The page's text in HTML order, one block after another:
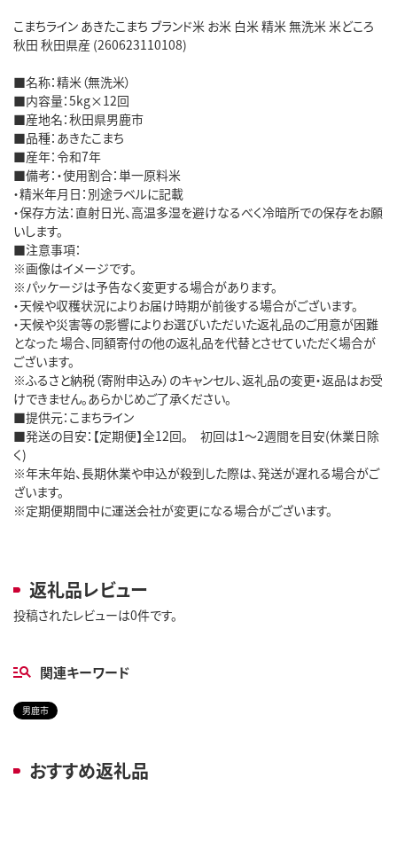
こまちライン あきたこまち ブランド米 お米 白米 精米 無洗米 米どころ
秋田 秋田県産 (260623110108)
■名称：精米（無洗米）
■内容量：5kg×12回
■産地名：秋田県男鹿市
■品種：あきたこまち
■産年：令和7年
■備考：・使用割合：単一原料米
・精米年月日：別途ラベルに記載
・保存方法：直射日光、高温多湿を避けなるべく冷暗所での保存をお願
いします。
■注意事項：
※画像はイメージです。
※パッケージは予告なく変更する場合があります。
・天候や収穫状況によりお届け時期が前後する場合がございます。
・天候や災害等の影響によりお選びいただいた返礼品のご用意が困難
となった 場合、同額寄付の他の返礼品を代替とさせていただく場合が
ございます。
※ふるさと納税（寄附申込み）のキャンセル、返礼品の変更・返品はお受
けできません。あらかじめご了承ください。
■提供元：こまちライン
■発送の目安：【定期便】全12回。 初回は1～2週間を目安(休業日除
く)
※年末年始、長期休業や申込が殺到した際は、発送が遅れる場合がご
ざいます。
※定期便期間中に運送会社が変更になる場合がございます。
返礼品レビュー
投稿されたレビューは0件です。
関連キーワード
男鹿市
おすすめ返礼品